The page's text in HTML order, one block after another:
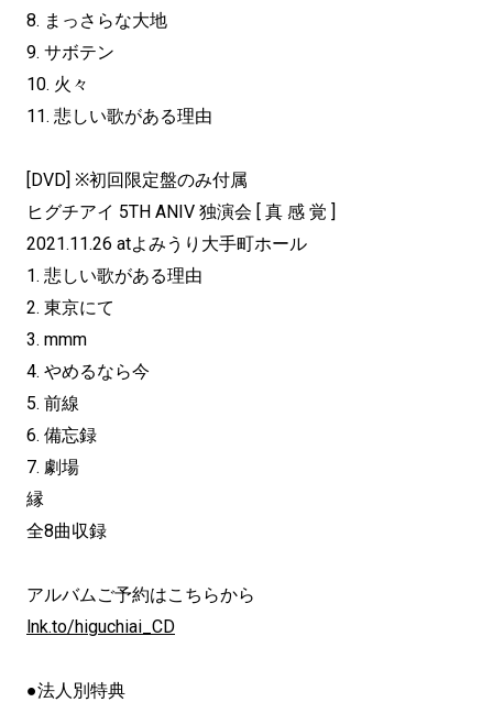
8. まっさらな大地
9. サボテン
10. 火々
11. 悲しい歌がある理由
[DVD] ※初回限定盤のみ付属
ヒグチアイ 5TH ANIV 独演会 [ 真 感 覚 ]
2021.11.26 atよみうり大手町ホール
1. 悲しい歌がある理由
2. 東京にて
3. mmm
4. やめるなら今
5. 前線
6. 備忘録
7. 劇場
縁
全8曲収録
アルバムご予約はこちらから
lnk.to/higuchiai_CD
●法人別特典